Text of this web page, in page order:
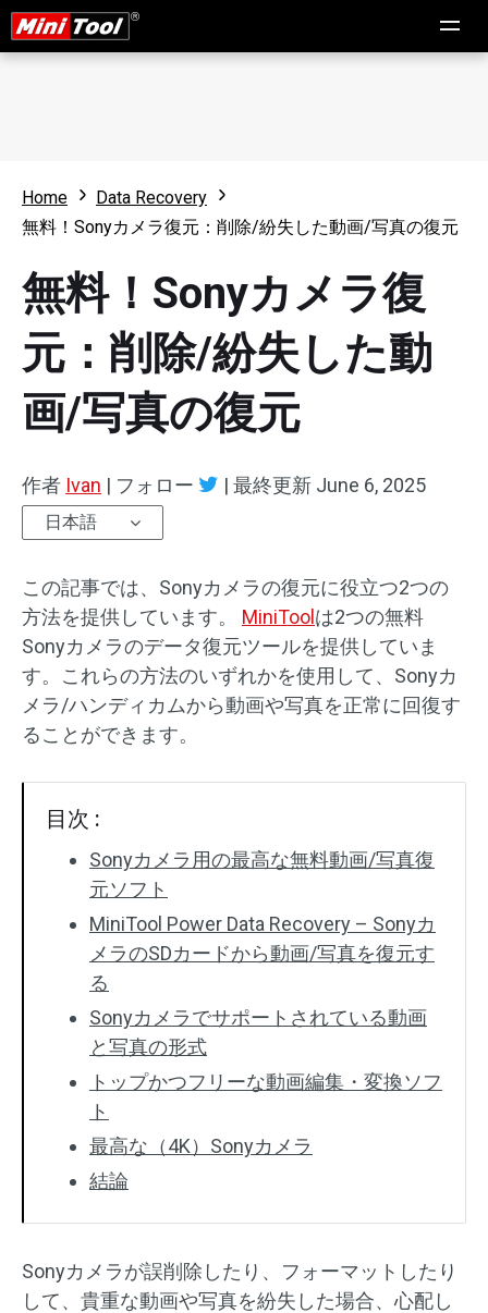
Home
Data Recovery
無料！Sonyカメラ復元：削除/紛失した動画/写真の復元
無料！Sonyカメラ復
元：削除/紛失した動
画/写真の復元
作者 Ivan | フォロー | 最終更新 June 6, 2025
日本語
この記事では、Sonyカメラの復元に役立つ2つの
方法を提供しています。 MiniTool は2つの無料
Sonyカメラのデータ復元ツールを提供していま
す。これらの方法のいずれかを使用して、Sonyカ
メラ/ハンディカムから動画や写真を正常に回復す
ることができます。
目次 :
Sonyカメラ用の最高な無料動画/写真復
元ソフト
MiniTool Power Data Recovery – Sonyカ
メラのSDカードから動画/写真を復元す
る
Sonyカメラでサポートされている動画
と写真の形式
トップかつフリーな動画編集・変換ソフ
ト
最高な（4K）Sonyカメラ
結論
Sonyカメラが誤削除したり、フォーマットしたり
して、貴重な動画や写真を紛失した場合、心配し